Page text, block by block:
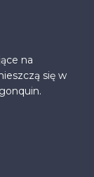
na
się w